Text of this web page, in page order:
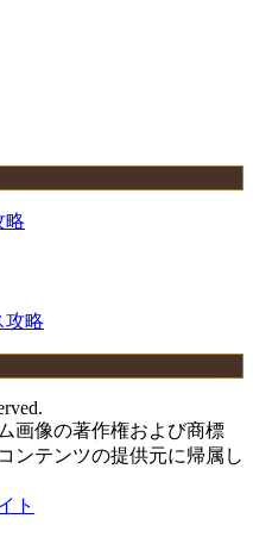
略
攻略
画像の著作権および商標
ンテンツの提供元に帰属し
ト